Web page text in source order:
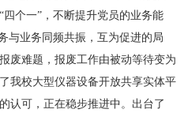
个一”，不断提升党员的业务能
与业务同频共振，互为促进的局
废难题，报废工作由被动等待变为
我校大型仪器设备开放共享实体平
认可，正在稳步推进中。出台了